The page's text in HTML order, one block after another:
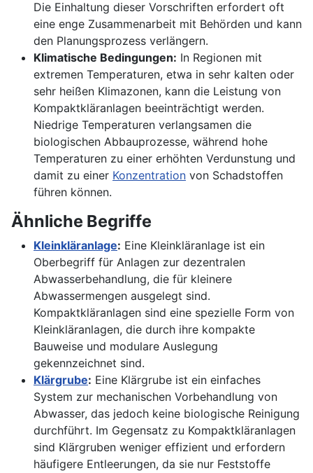
Die Einhaltung dieser Vorschriften erfordert oft
eine enge Zusammenarbeit mit Behörden und kann
den Planungsprozess verlängern.
Klimatische Bedingungen: In Regionen mit
extremen Temperaturen, etwa in sehr kalten oder
sehr heißen Klimazonen, kann die Leistung von
Kompaktkläranlagen beeinträchtigt werden.
Niedrige Temperaturen verlangsamen die
biologischen Abbauprozesse, während hohe
Temperaturen zu einer erhöhten Verdunstung und
damit zu einer Konzentration von Schadstoffen
führen können.
Ähnliche Begriffe
Kleinkläranlage: Eine Kleinkläranlage ist ein
Oberbegriff für Anlagen zur dezentralen
Abwasserbehandlung, die für kleinere
Abwassermengen ausgelegt sind.
Kompaktkläranlagen sind eine spezielle Form von
Kleinkläranlagen, die durch ihre kompakte
Bauweise und modulare Auslegung
gekennzeichnet sind.
Klärgrube: Eine Klärgrube ist ein einfaches
System zur mechanischen Vorbehandlung von
Abwasser, das jedoch keine biologische Reinigung
durchführt. Im Gegensatz zu Kompaktkläranlagen
sind Klärgruben weniger effizient und erfordern
häufigere Entleerungen, da sie nur Feststoffe